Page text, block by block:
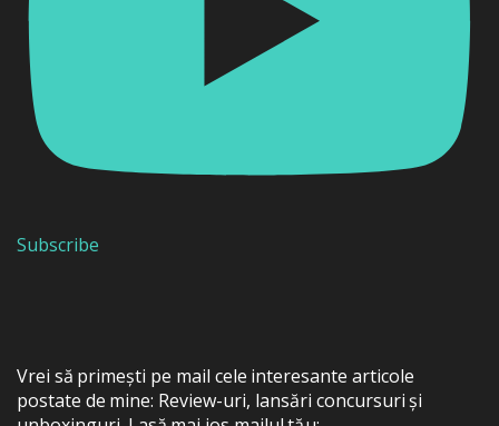
Subscribe
Vrei să primești pe mail cele interesante articole
postate de mine: Review-uri, lansări concursuri și